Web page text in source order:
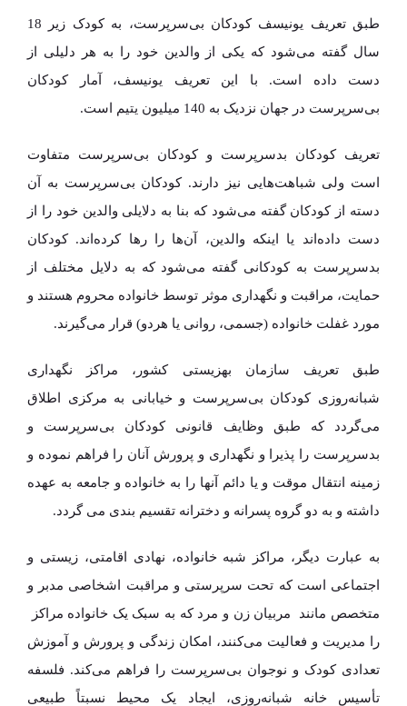
طبق تعریف یونیسف کودکان بی‌سرپرست، به کودک زیر 18
سال گفته می‌شود که یکی از والدین خود را به هر دلیلی از
دست داده است. با این تعریف یونیسف، آمار کودکان
بی‌سرپرست در جهان نزدیک به 140 میلیون یتیم است.
تعریف کودکان بد‌سرپرست و کودکان بی‌سرپرست متفاوت
است ولی شباهت‌هایی نیز دارند. کودکان بی‌سرپرست به آن
دسته از کودکان گفته می‌شود که بنا به دلایلی والدین خود را از
دست داده‌اند یا اینکه والدین، آن‌ها را رها کرده‌اند. کودکان
بدسرپرست به کودکانی گفته می‌شود که به دلایل مختلف از
حمایت، مراقبت و نگهداری موثر توسط خانواده محروم هستند و
مورد غفلت خانواده (جسمی، روانی یا هردو) قرار می‌گیرند.
طبق تعریف سازمان بهزیستی کشور، مراکز نگهداری
شبانه‌روزی کودکان بی‌سرپرست و خیابانی به مرکزی اطلاق
می‌گردد که طبق وظایف قانونی کودکان بی‌سرپرست و
بدسرپرست را پذیرا و نگهداری و پرورش آنان را فراهم نموده و
زمینه انتقال موقت و یا دائم آنها را به خانواده و جامعه به عهده
داشته و به دو گروه پسرانه و دخترانه تقسیم بندی می گردد.
به عبارت دیگر، مراکز شبه خانواده، نهادی اقامتی، زیستی و
اجتماعی است که تحت سرپرستی و مراقبت اشخاصی مدبر و
متخصص مانند مربیان زن و مرد که به سبک یک خانواده مراکز
را مدیریت و فعالیت می‌کنند، امکان زندگی و پرورش و آموزش
تعدادی کودک و نوجوان بی‌سرپرست را فراهم می‌کند. فلسفه
تأسیس خانه شبانه‌روزی، ایجاد یک محیط نسبتاً طبیعی